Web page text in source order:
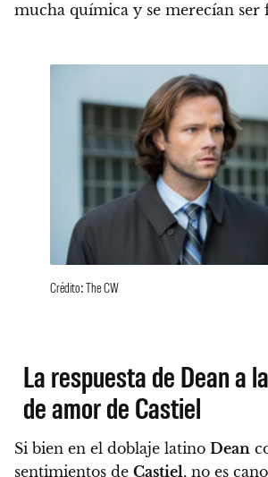
mucha química y se merecían ser
Crédito: The CW
La respuesta de Dean a
de amor de Castiel
Si bien en el doblaje latino Dean
sentimientos de Castiel, no es